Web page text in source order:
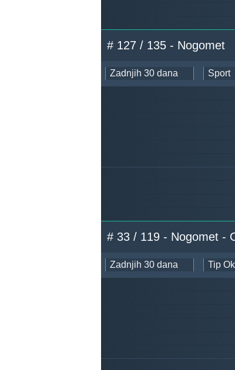
# 127 / 135 - Nogomet
# 33 / 119 - Nogomet -